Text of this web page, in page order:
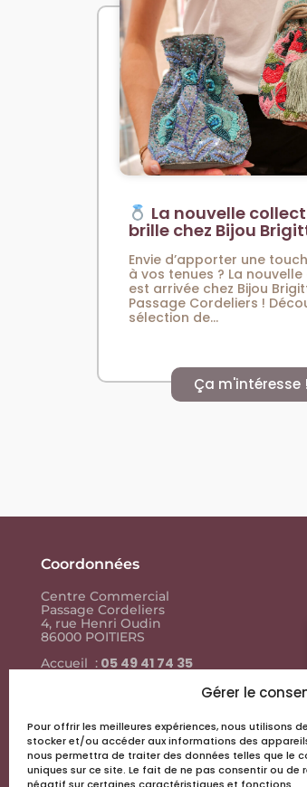
Gérer le
Pour offrir les meilleures expériences, nous utilisons
stocker et/ou accéder aux informations des
nous permettra de traiter des données telles que le
uniques sur ce site. Le fait de ne pas consentir ou
La nouvelle
brille chez Bijou
Envie d’apporter une
à vos tenues ? La
est arrivée chez Bijou
Passage Cordeliers !
sélection de...
Ça m'intéresse !
Coordonnées
Centre Commercial
Passage Cordeliers
4, rue Henri Oudin
86000 POITIERS
Accueil : 05 49 41 74 35
Liens utiles
Actus & events